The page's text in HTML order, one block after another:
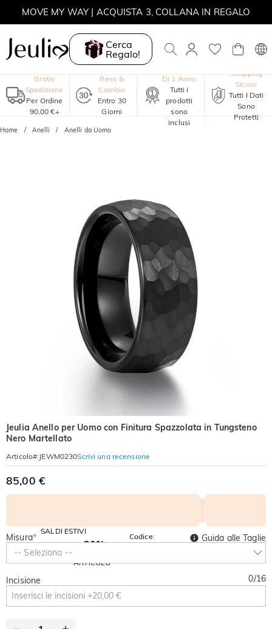
MOVE MY WAY | ACQUISTA 3, COLLANA IN REGALO
Cerca
Regalo!
Gratis
Spedizione
Per Ordine
90,00 €+
Reso &
Cambio
Entro 30
Giorni
Di 1 Anno
Tutti i
prodotti
sono
inclusi
Shopping
Sicuro
Tutti I Dati
Sono
Protetti
Home Anelli Anelli da Uomo
Jeulia Anello per Uomo con Finitura Spazzolata in Tungsteno
Nero Martellato
Articolo#: JEWM0230Scrivi una recensione
85,00 €
SALDI ESTIVI
-10%
SU TUTTO
-30%
ARTICOLO
Codice:
SUMMER
Misura*
-- Seleziona --
Guida alle Taglie
Incisione 0/16